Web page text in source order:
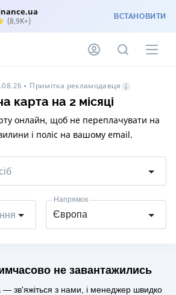
(8,9K+) ВСТАНОВИТИ
Примітка рекламодавця
карта на 2 місяці
онлайн, щоб не переплачувати на
і поліс на вашому email.
Європа
Напрямок
не завантажились
зв'яжіться з нами, і менеджер швидко